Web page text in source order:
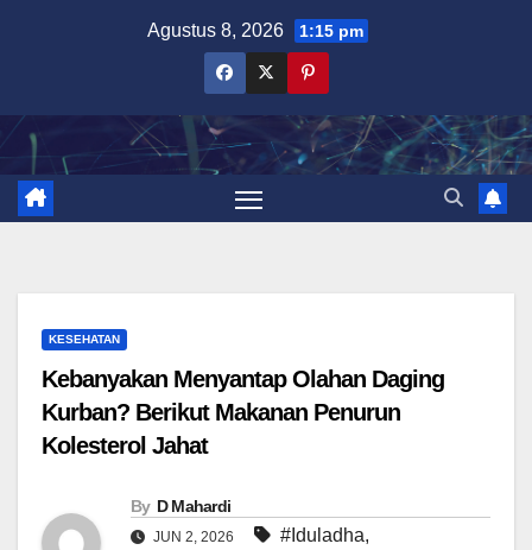
Agustus 8, 2026 1:15 pm
KESEHATAN
Kebanyakan Menyantap Olahan Daging
Kurban? Berikut Makanan Penurun
Kolesterol Jahat
By D Mahardi
JUN 2, 2026 #Iduladha,